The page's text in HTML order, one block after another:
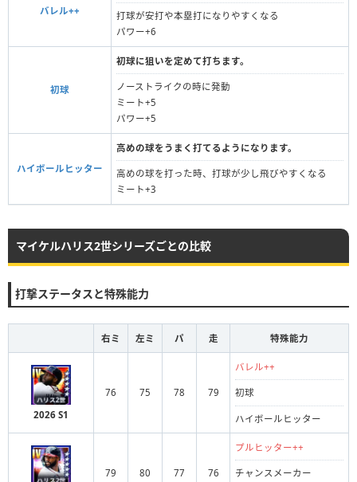
バレル++
打球が安打や本塁打になりやすくなる
パワー+6
初球
初球に狙いを定めて打ちます。
ノーストライクの時に発動
ミート+5
パワー+5
ハイボールヒッター
高めの球をうまく打てるようになります。
高めの球を打った時、打球が少し飛びやすくなる
ミート+3
マイケルハリス2世シリーズごとの比較
打撃ステータスと特殊能力
右ミ 左ミ パ 走 特殊能力
2026 S1
76 75 78 79
バレル++
初球
ハイボールヒッター
79 80 77 76
プルヒッター++
チャンスメーカー